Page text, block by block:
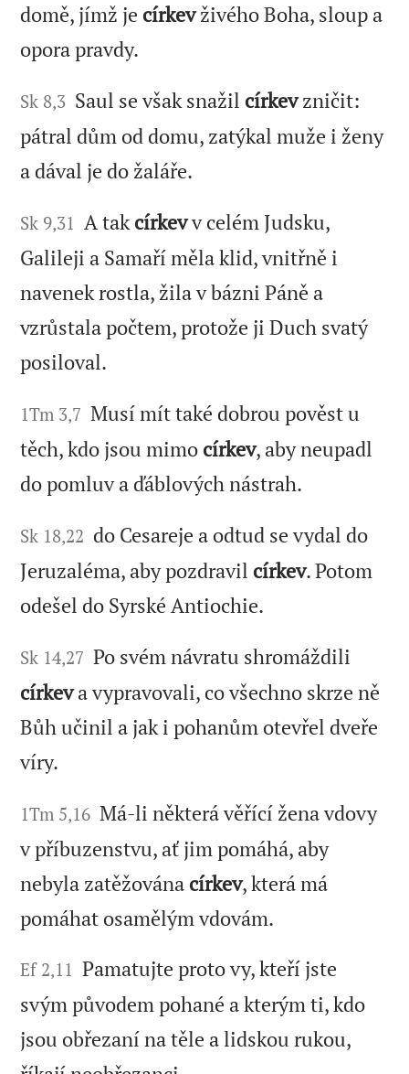
domě, jímž je církevživého Boha, sloup a
opora pravdy.
Sk 8,3 Saul se však snažil církevzničit:
pátral dům od domu, zatýkal muže i ženy
a dával je do žaláře.
Sk 9,31 A takcírkevv celém Judsku,
Galileji a Samaří měla klid, vnitřně i
navenek rostla, žila v bázni Páně a
vzrůstala počtem, protože ji Duch svatý
posiloval.
1Tm 3,7 Musí mít také dobrou pověst u
těch, kdo jsou mimo církev, aby neupadl
do pomluv a ďáblových nástrah.
Sk 18,22 do Cesareje a odtud se vydal do
Jeruzaléma, aby pozdravil církev. Potom
odešel do Syrské Antiochie.
Sk 14,27 Po svém návratu shromáždili
církeva vypravovali, co všechno skrze ně
Bůh učinil a jak i pohanům otevřel dveře
víry.
1Tm 5,16 Má-li některá věřící žena vdovy
v příbuzenstvu, ať jim pomáhá, aby
nebyla zatěžována církev, která má
pomáhat osamělým vdovám.
Ef 2,11 Pamatujte proto vy, kteří jste
svým původem pohané a kterým ti, kdo
jsou obřezaní na těle a lidskou rukou,